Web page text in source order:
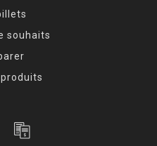
souhaits